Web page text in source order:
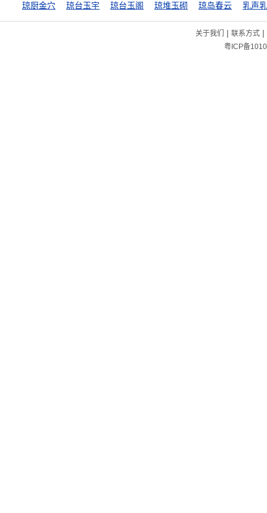
琼厨金穴 琼台玉宇 琼台玉阁 琼堆玉砌 琼岛春云 乳声
关于我们 | 联系方式|
粤ICP备